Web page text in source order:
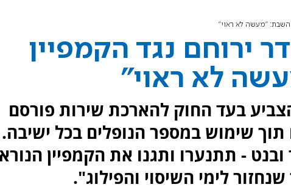
השבת: "מעשה לא ראוי"
ירוחם נגד הקמפיין
לא ראוי"
בעד החוק להארכת שירות פורסם
שימוש במספר הנופלים בכל ישיבה.
- תתנערו ותגנו את הקמפיין
לימי השיסוי והפילוג".